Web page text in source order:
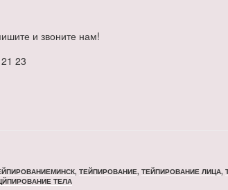
и звоните нам!
23
,ТЕЙПИРОВАНИЕ,ТЕЙПИРОВАНИЕ ЛИЦА,
ТЕЛА